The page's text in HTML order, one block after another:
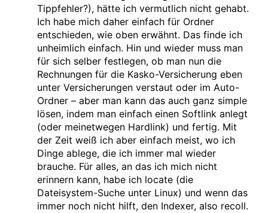
Tippfehler?), hätte ich vermutlich nicht gehabt.
Ich habe mich daher einfach für Ordner
entschieden, wie oben erwähnt. Das finde ich
unheimlich einfach. Hin und wieder muss man
für sich selber festlegen, ob man nun die
Rechnungen für die Kasko-Versicherung eben
unter Versicherungen verstaut oder im Auto-
Ordner – aber man kann das auch ganz simple
lösen, indem man einfach einen Softlink anlegt
(oder meinetwegen Hardlink) und fertig. Mit
der Zeit weiß ich aber einfach meist, wo ich
Dinge ablege, die ich immer mal wieder
brauche. Für alles, an das ich mich nicht
erinnern kann, habe ich locate (die
Dateisystem-Suche unter Linux) und wenn das
immer noch nicht hilft, den Indexer, also recoll.